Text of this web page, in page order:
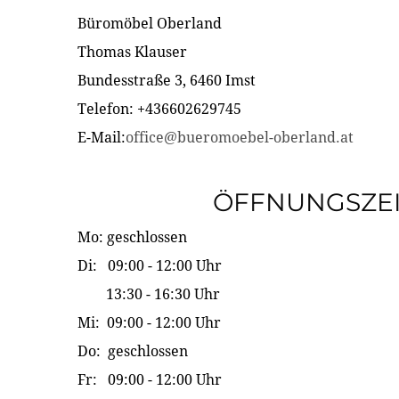
Büromöbel Oberland
Thomas Klauser
Bundesstraße 3, 6460 Imst
Telefon: +436602629745
E-Mail:office@bueromoebel-oberland.at
Mo: geschlossen
Di: 09:00 - 12:00 Uhr
13:30 - 16:30 Uhr
Mi: 09:00 - 12:00 Uhr
Do: geschlossen
Fr: 09:00 - 12:00 Uhr